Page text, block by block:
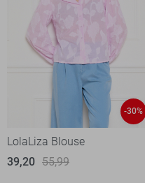
-30%
LolaLiza Blouse
39,20 55,99